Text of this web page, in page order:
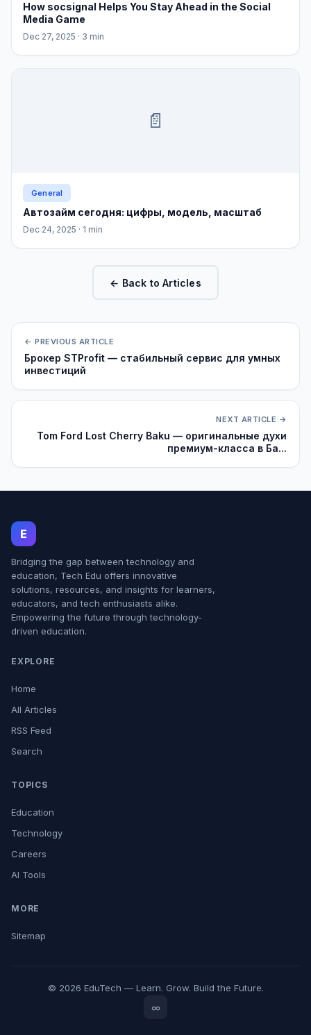
How socsignal Helps You Stay Ahead in the Social
Media Game
Dec 27, 2025 · 3 min
📄
General
Автозайм сегодня: цифры, модель, масштаб
Dec 24, 2025 · 1 min
← Back to Articles
← PREVIOUS ARTICLE
Брокер STProfit — стабильный сервис для умных
инвестиций
NEXT ARTICLE →
Tom Ford Lost Cherry Baku — оригинальные духи
премиум-класса в Ба...
E
Bridging the gap between technology and
education, Tech Edu offers innovative
solutions, resources, and insights for learners,
educators, and tech enthusiasts alike.
Empowering the future through technology-
driven education.
EXPLORE
Home
All Articles
RSS Feed
Search
TOPICS
Education
Technology
Careers
AI Tools
MORE
Sitemap
© 2026 EduTech — Learn. Grow. Build the Future.
∞